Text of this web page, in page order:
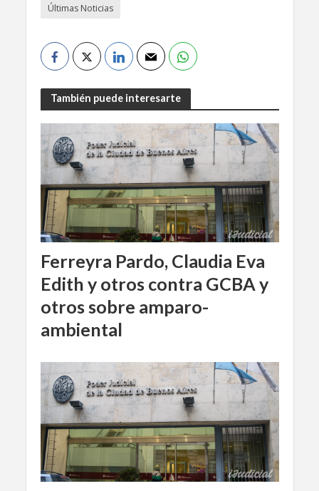
Últimas Noticias
También puede interesarte
Ferreyra Pardo, Claudia Eva
Edith y otros contra GCBA y
otros sobre amparo-
ambiental